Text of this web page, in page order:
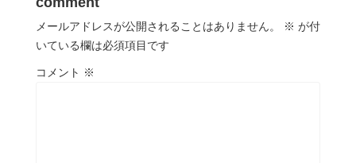
メールアドレスが公開されることはありません。 ※ が付
いている欄は必須項目です
コメント ※